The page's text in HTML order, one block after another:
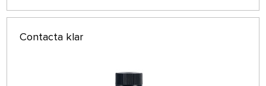
Contacta klar